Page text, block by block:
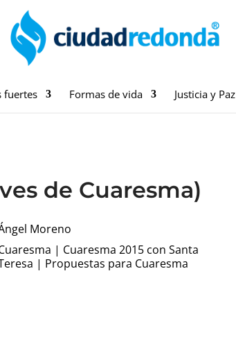
fuertes Formas de vida Justicia y Paz
de Cuaresma)
Moreno
| Cuaresma 2015 con Santa
| Propuestas para Cuaresma